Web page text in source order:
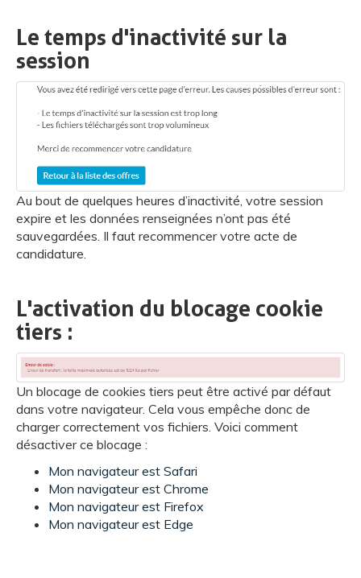
Le temps d'inactivité sur la
session
Au bout de quelques heures d’inactivité, votre session
expire et les données renseignées n’ont pas été
sauvegardées. Il faut recommencer votre acte de
candidature.
L'activation du blocage cookie
tiers :
Un blocage de cookies tiers peut être activé par défaut
dans votre navigateur. Cela vous empêche donc de
charger correctement vos fichiers. Voici comment
désactiver ce blocage :
Mon navigateur est Safari
Mon navigateur est Chrome
Mon navigateur est Firefox
Mon navigateur est Edge